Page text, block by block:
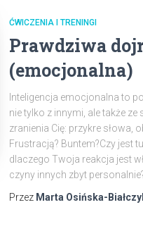
ĆWICZENIA I TRENINGI
Prawdziwa
(emocjonalna)
Inteligencja emocjonalna to
nie tylko z innymi, ale także
zranienia Cię: przykre słowa,
Frustracją? Buntem?Czy jest
dlaczego Twoja reakcja jest
czyny innych zbyt
Przez Marta Osińska-